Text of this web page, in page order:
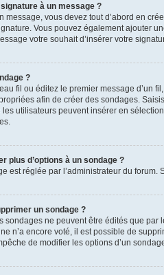
à un message ?
message, vous devez tout d’abord en
Vous pouvez également ajouter
votre souhait d’insérer votre
?
fil ou éditez le premier message d’un
afin de créer des sondages.
les utilisateurs peuvent insérer en
plus d’options à un sondage ?
est réglée par l’administrateur du
un sondage ?
sondages ne peuvent être édités que
n’a encore voté, il est possible de
de modifier les options d’un